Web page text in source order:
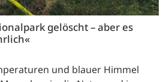
gelöscht – aber es
und blauer Himmel